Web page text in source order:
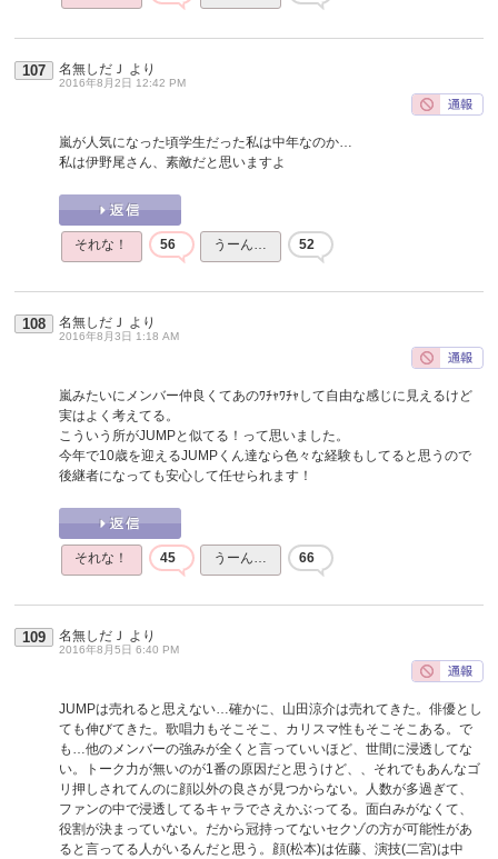
107 名無しだＪ より
2016年8月2日 12:42 PM
嵐が人気になった頃学生だった私は中年なのか…
私は伊野尾さん、素敵だと思いますよ
それな！ 56 うーん… 52
108 名無しだＪ より
2016年8月3日 1:18 AM
嵐みたいにメンバー仲良くてあのﾜﾁｬﾜﾁｬして自由な感じに見えるけど
実はよく考えてる。
こういう所がJUMPと似てる！って思いました。
今年で10歳を迎えるJUMPくん達なら色々な経験もしてると思うので
後継者になっても安心して任せられます！
それな！ 45 うーん… 66
109 名無しだＪ より
2016年8月5日 6:40 PM
JUMPは売れると思えない…確かに、山田涼介は売れてきた。俳優とし
ても伸びてきた。歌唱力もそこそこ、カリスマ性もそこそこある。で
も…他のメンバーの強みが全くと言っていいほど、世間に浸透してな
い。トーク力が無いのが1番の原因だと思うけど、、それでもあんなゴ
リ押しされてんのに顔以外の良さが見つからない。人数が多過ぎて、
ファンの中で浸透してるキャラでさえかぶってる。面白みがなくて、
役割が決まっていない。だから冠持ってないセクゾの方が可能性があ
ると言ってる人がいるんだと思う。顔(松本)は佐藤、演技(二宮)は中